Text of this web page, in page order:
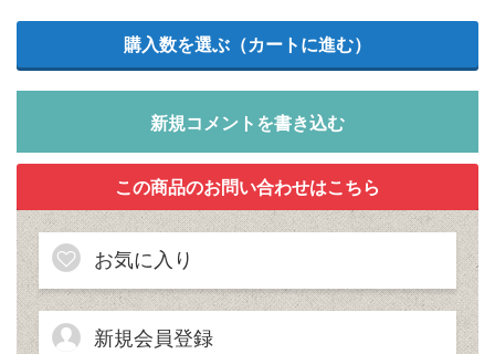
新規コメントを書き込む
お気に入り
新規会員登録